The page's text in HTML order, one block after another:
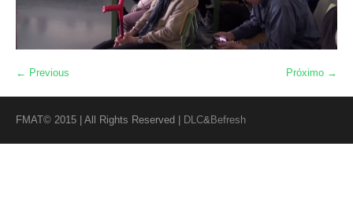
← Previous Próximo →
FMAT© 2015 | All Rights Reserved | DLC& Befresh